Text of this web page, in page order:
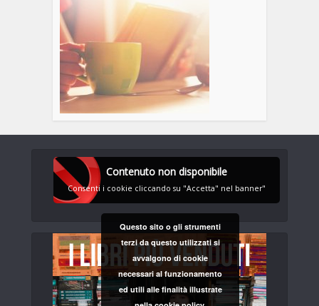
Contenuto non disponibile
Consenti i cookie cliccando su "Accetta" nel banner"
Questo sito o gli strumenti
terzi da questo utilizzati si
avvalgono di cookie
necessari al funzionamento
ed utili alle finalità illustrate